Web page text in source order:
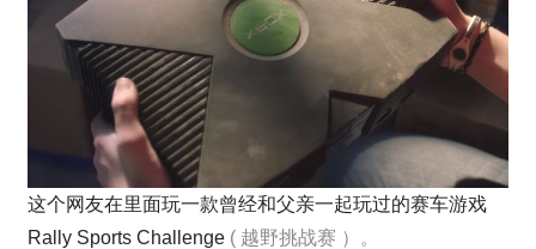
这个网友在里面玩一款曾经和父亲一起玩过的赛车游戏
Rally Sports Challenge ( 越野挑战赛 ）。